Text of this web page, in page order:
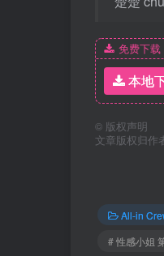
免费下载
本地
© 版权声明
文章版权归作
All-in
# 性感小姐